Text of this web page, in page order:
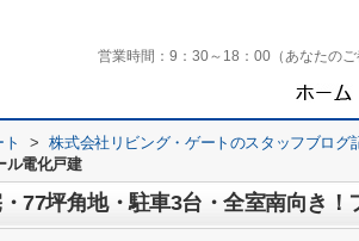
営業時間： 9：30～18：00（あなたのご
> 株式会社リビング・ゲートのスタッフブログ
ル電化戸建
77坪角地・駐車3台・全室南向き